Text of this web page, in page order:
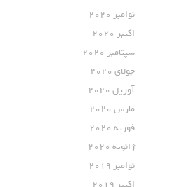
نوامبر 2020
اکتبر 2020
سپتامبر 2020
جولای 2020
آوریل 2020
مارس 2020
فوریه 2020
ژانویه 2020
نوامبر 2019